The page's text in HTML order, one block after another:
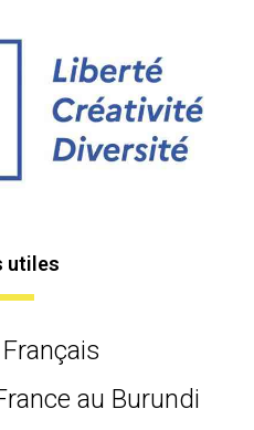
utiles
au Burundi